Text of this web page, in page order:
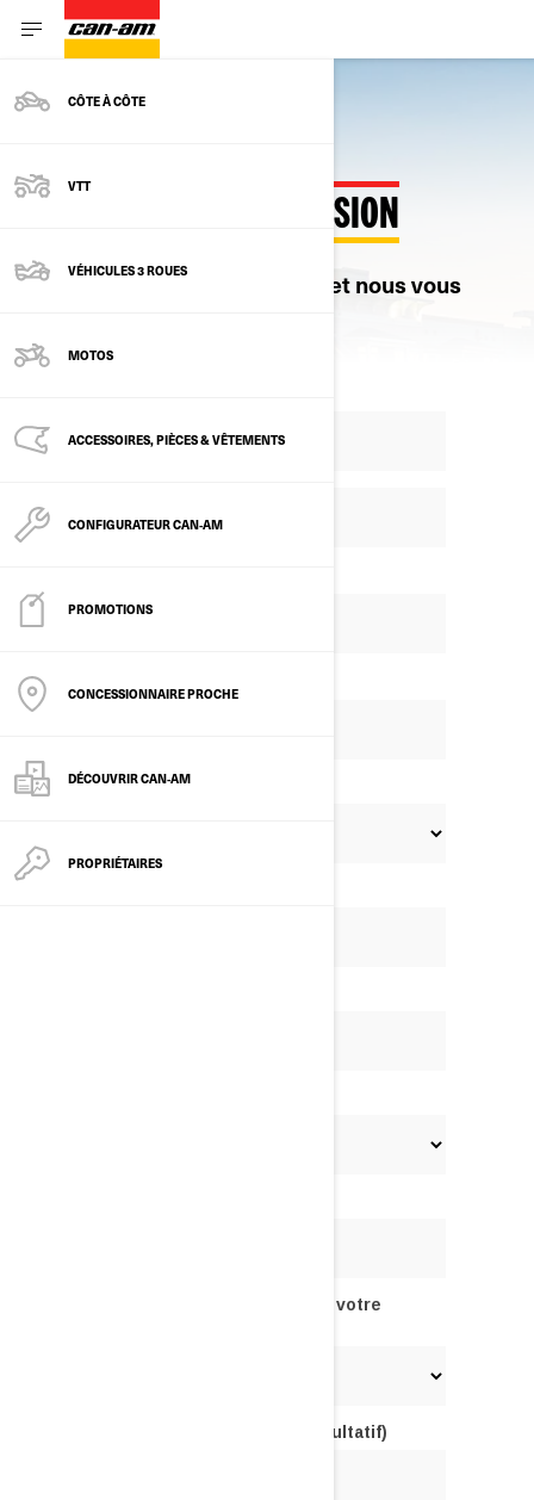
CÔTE À CÔTE
VTT
VÉHICULES 3 ROUES
MOTOS
ACCESSOIRES, PIÈCES & VÊTEMENTS
CONFIGURATEUR CAN‑AM
PROMOTIONS
CONCESSIONNAIRE PROCHE
DÉCOUVRIR CAN‑AM
PROPRIÉTAIRES
DEMANDEZ UNE SOUMISSION
Veuillez remplir ce formulaire, et nous vous